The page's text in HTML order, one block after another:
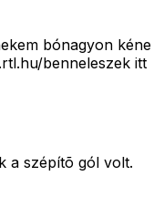
bónagyon kéne
benneleszek itt
a szépítõ gól volt.